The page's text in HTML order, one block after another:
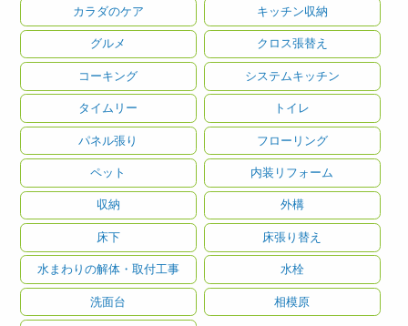
カラダのケア キッチン収納
グルメ クロス張替え
コーキング システムキッチン
タイムリー トイレ
パネル張り フローリング
ペット 内装リフォーム
収納 外構
床下 床張り替え
水まわりの解体・取付工事 水栓
洗面台 相模原